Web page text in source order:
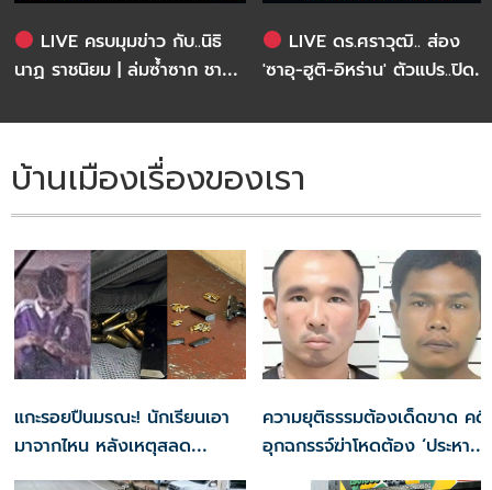
LIVE ครบมุมข่าว กับ..นิธิ
นาฏ ราชนิยม | ล่มซ้ำซาก ชาติ
LIVE ดร.ศราวุฒิ.. ส่อง
'ซาอุ-ฮูติ-อิหร่าน' ตัวแปร..ปิด
กับ..สำราญ รอดเพชร
บ้านเมืองเรื่องของเรา
แกะรอยปืนมรณะ! นักเรียนเอา
มาจากไหน หลังเหตุสลด
รร.เทพศิรินทร์ นนทบุรี
ความยุติธรรมต้องเด็ดขาด คดี
อุกฉกรรจ์ฆ่าโหดต้อง ‘ประหาร
ชีวิต’ สถานเดียว!